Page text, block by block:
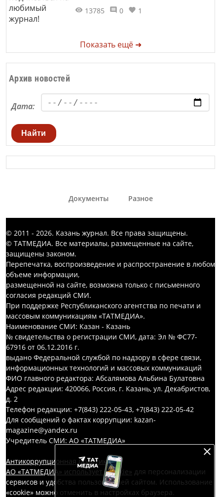
13785
0 1
Показать ещё ➜
Архив новостей
Дата:
Найти
Документы Разное
© 2011 - 2026. Казань журнал. Все права защищены.
© ТАТМЕДИА. Все материалы, размещенные на сайте,
защищены законом.
Перепечатка, воспроизведение и распространение в любом
объеме информации,
размещенной на сайте, возможна только с письменного
согласия редакций СМИ.
При поддержке Республиканского агентства по печати и
массовым коммуникациям «ТАТМЕДИА».
Наименование СМИ: Казан - Казань
№ свидетельства о регистрации СМИ, дата: Эл № ФС77-
67916 от 06.12.2016 г.
выдано Федеральной службой по надзору в сфере связи,
информационных технологий и массовых коммуникаций
ФИО главного редактора: Абсалямова Альбина Булатовна
Адрес редакции: 420066, Россия, г. Казань, ул. Декабристов,
д. 2
Телефон редакции: +7(843) 222-05-43, +7(843) 222-05-42
Для сообщений о фактах коррупции: kazan-
magazine@yandex.ru
Учредитель СМИ: АО «ТАТМЕДИА»
Антикоррупционная политика
АО «ТАТМЕДИА» использует «cookie» для персонализации
сервисов и удобства пользователей сайтом. Использование
«cookie» можно отменить в настройках браузера.